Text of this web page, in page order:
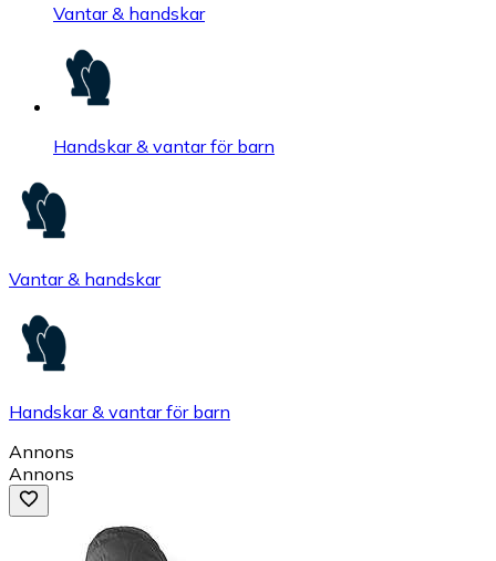
Vantar & handskar
Handskar & vantar för barn
Vantar & handskar
Handskar & vantar för barn
Annons
Annons